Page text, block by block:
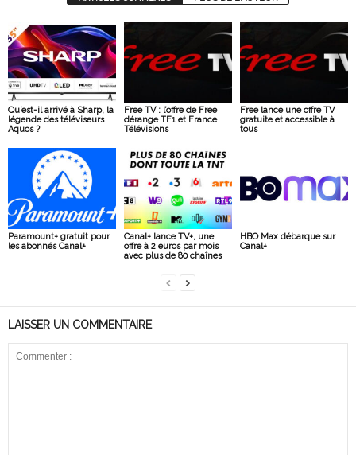
Qu’est-il arrivé à Sharp, la
légende des téléviseurs
Aquos ?
Free TV : l’offre de Free
dérange TF1 et France
Télévisions
Free lance une offre TV
gratuite et accessible à
tous
Paramount+ gratuit pour
les abonnés Canal+
Canal+ lance TV+, une
offre à 2 euros par mois
avec plus de 80 chaînes
HBO Max débarque sur
Canal+
LAISSER UN COMMENTAIRE